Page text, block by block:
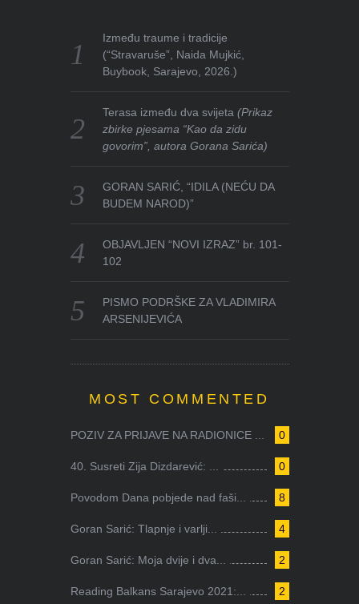
Između traume i tradicije
(“Stravaruše”, Naida Mujkić,
Buybook, Sarajevo, 2026.)
Terasa između dva svijeta(Prikaz
zbirke pjesama “Kao da zidu
govorim”, autora Gorana Sarića)
GORAN SARIĆ, “IDILA (NEĆU DA
BUDEM NAROD)”
OBJAVLJEN “NOVI IZRAZ” br. 101-
102
PISMO PODRŠKE ZA VLADIMIRA
ARSENIJEVIĆA
MOST COMMENTED
0
POZIV ZA PRIJAVE NA RADIONICE ...
0
40. Susreti Zija Dizdarević: ...
8
Povodom Dana pobjede nad faši...
4
Goran Sarić: Tlapnje i varlji...
2
Goran Sarić: Moja dvije i dva...
2
Reading Balkans Sarajevo 2021:...